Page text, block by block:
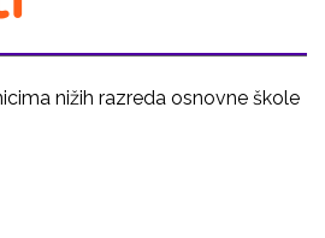
nižih razreda osnovne škole